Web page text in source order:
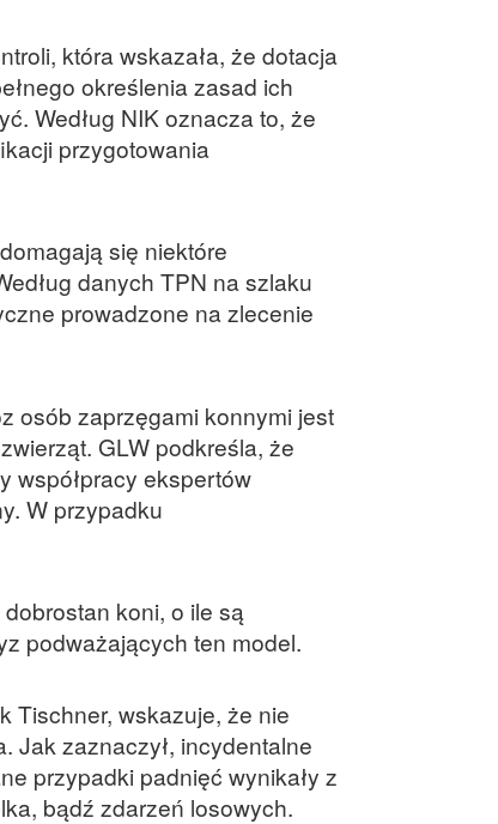
która wskazała, że dotacja
określenia zasad ich
Według NIK oznacza to, że
przygotowania
się niektóre
danych TPN na szlaku
prowadzone na zlecenie
osób zaprzęgami konnymi jest
GLW podkreśla, że
współpracy ekspertów
W przypadku
koni, o ile są
podważających ten model.
Tischner, wskazuje, że nie
Jak zaznaczył, incydentalne
przypadki padnięć wynikały z
bądź zdarzeń losowych.